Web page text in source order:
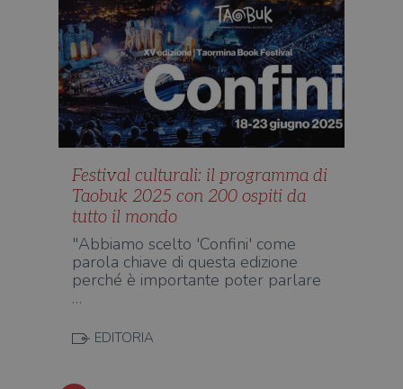
Festival culturali: il programma di
Taobuk 2025 con 200 ospiti da
tutto il mondo
"Abbiamo scelto 'Confini' come
parola chiave di questa edizione
perché è importante poter parlare
…
EDITORIA